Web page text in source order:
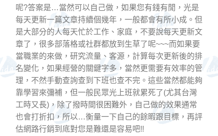
呢?答案是…當然可以自己做，如果您有錢有閒，光是
每天更新一篇文章持續個幾年，一般都會有所小成。但
是大部分的人每天忙於工作、家庭，不要說每天更新文
章了，很多部落格或社群都放到生草了呢~~~而如果要
當職業的來做，研究流量、客源，計算每次更新後的排
名變化，如果經營的關鍵字多，當然更需要有效率的管
理，不然手動查詢查到下班也查不完。這些當然都能夠
靠學習來彌補，但一般民眾光上班就累死了(尤其台灣
工時又長)，除了撥時間很困難外，自己做的效果通常
也會打折扣，所以…衡量一下自己的餘暇跟目標，再評
估網路行銷到底對您是難還是容易吧!!